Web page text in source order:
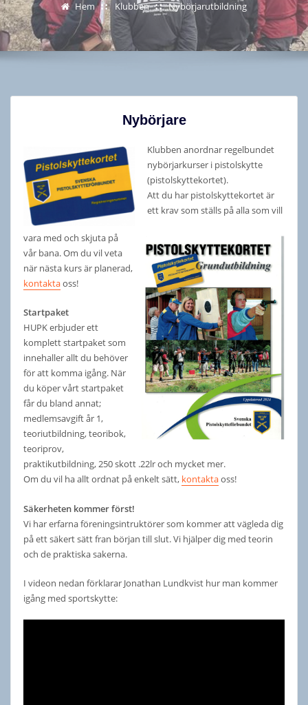
Hem Klubben Nybörjarutbildning
Nybörjare
Klubben anordnar regelbundet
nybörjarkurser i pistolskytte
(pistolskyttekortet).
Att du har pistolskyttekortet är
ett krav som ställs på alla som vill
vara med och skjuta på
vår bana. Om du vil veta
när nästa kurs är planerad,
kontaktaoss!
Startpaket
HUPK erbjuder ett
komplett startpaket som
innehaller allt du behöver
för att komma igång. När
du köper vårt startpaket
får du bland annat;
medlemsavgift år 1,
teoriutbildning, teoribok,
teoriprov,
praktikutbildning, 250 skott .22lr och mycket mer.
Om du vil ha allt ordnat på enkelt sätt, kontaktaoss!
Säkerheten kommer först!
Vi har erfarna föreningsintruktörer som kommer att vägleda dig
på ett säkert sätt fran början till slut. Vi hjälper dig med teorin
och de praktiska sakerna.
I videon nedan förklarar Jonathan Lundkvist hur man kommer
igång med sportskytte: